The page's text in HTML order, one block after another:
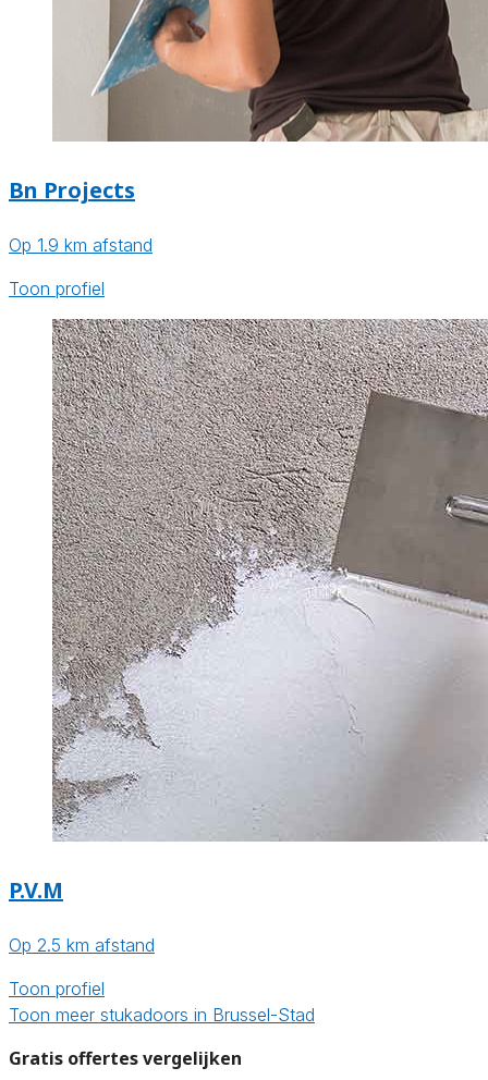
Bn Projects
Op 1.9 km afstand
Toon profiel
P.V.M
Op 2.5 km afstand
Toon profiel
Toon meer stukadoors in Brussel-Stad
Gratis offertes vergelijken